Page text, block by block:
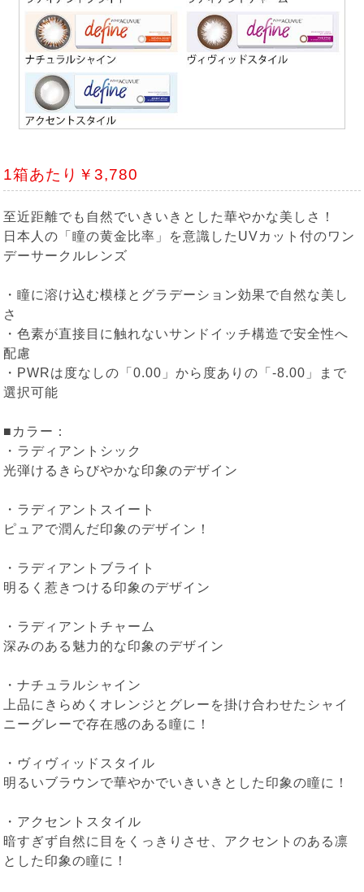
1箱あたり￥3,780
至近距離でも自然でいきいきとした華やかな美しさ！
日本人の「瞳の黄金比率」を意識したUVカット付のワン
デーサークルレンズ
・瞳に溶け込む模様とグラデーション効果で自然な美し
さ
・色素が直接目に触れないサンドイッチ構造で安全性へ
配慮
・PWRは度なしの「0.00」から度ありの「-8.00」まで
選択可能
■カラー：
・ラディアントシック
光弾けるきらびやかな印象のデザイン
・ラディアントスイート
ピュアで潤んだ印象のデザイン！
・ラディアントブライト
明るく惹きつける印象のデザイン
・ラディアントチャーム
深みのある魅力的な印象のデザイン
・ナチュラルシャイン
上品にきらめくオレンジとグレーを掛け合わせたシャイ
ニーグレーで存在感のある瞳に！
・ヴィヴィッドスタイル
明るいブラウンで華やかでいきいきとした印象の瞳に！
・アクセントスタイル
暗すぎず自然に目をくっきりさせ、アクセントのある凛
とした印象の瞳に！